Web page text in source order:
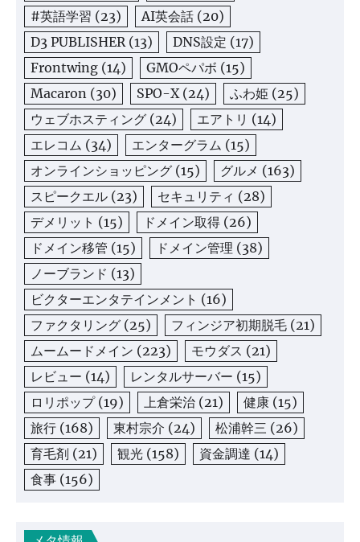
#英語学習 (23) AI英会話 (20)
D3 PUBLISHER(13) DNS設定 (17)
Frontwing (14) GMOペパボ (15)
Macaron (30) SPO-X(24) ふわ姫 (25)
ウェブホスティング (24) エアトリ (14)
エレコム (34) エンターグラム (15)
オンラインショッピング (15) グルメ (163)
スピークエル (23) セキュリティ (28)
デメリット (15) ドメイン取得 (26)
ドメイン移管 (15) ドメイン管理 (38)
ノーブランド (13)
ビクターエンタテインメント (16)
ファクタリング (25) フィンジア初期脱毛 (21)
ムームードメイン (223) モウダス (21)
レビュー (14) レンタルサーバー (15)
ロリポップ(19) 上倉栄治 (21) 健康 (15)
旅行 (168) 東村宗介 (24) 松浦幹三 (26)
育毛剤 (21) 観光 (158) 資金調達 (14)
食事 (156)